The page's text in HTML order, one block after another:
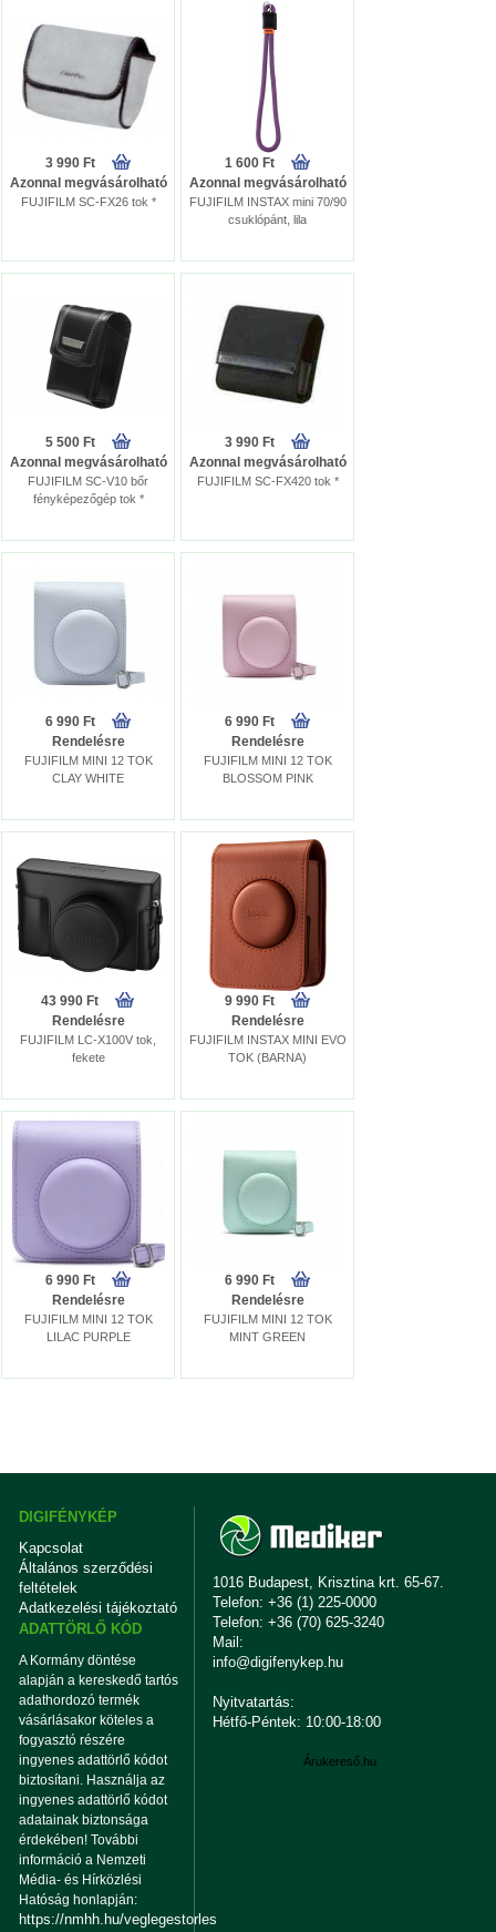
3 990 Ft
Azonnal megvásárolható
FUJIFILM SC-FX26 tok *
1 600 Ft
Azonnal megvásárolható
FUJIFILM INSTAX mini 70/90
csuklópánt, lila
5 500 Ft
Azonnal megvásárolható
FUJIFILM SC-V10 bőr
fényképezőgép tok *
3 990 Ft
Azonnal megvásárolható
FUJIFILM SC-FX420 tok *
6 990 Ft
Rendelésre
FUJIFILM MINI 12 TOK
CLAY WHITE
6 990 Ft
Rendelésre
FUJIFILM MINI 12 TOK
BLOSSOM PINK
43 990 Ft
Rendelésre
FUJIFILM LC-X100V tok,
fekete
9 990 Ft
Rendelésre
FUJIFILM INSTAX MINI EVO
TOK (BARNA)
6 990 Ft
Rendelésre
FUJIFILM MINI 12 TOK
LILAC PURPLE
6 990 Ft
Rendelésre
FUJIFILM MINI 12 TOK
MINT GREEN
DIGIFÉNYKÉP
Kapcsolat
Általános szerződési
feltételek
Adatkezelési tájékoztató
ADATTÖRLŐ KÓD
A Kormány döntése
alapján a kereskedő tartós
adathordozó termék
vásárlásakor köteles a
fogyasztó részére
ingyenes adattörlő kódot
biztosítani. Használja az
ingyenes adattörlő kódot
adatainak biztonsága
érdekében! További
információ a Nemzeti
Média- és Hírközlési
Hatóság honlapján:
https://nmhh.hu/veglegestorles
1016 Budapest, Krisztina krt. 65-67.
Telefon: +36 (1) 225-0000
Telefon: +36 (70) 625-3240
Mail:
info@digifenykep.hu
Nyitvatartás:
Hétfő-Péntek: 10:00-18:00
Árukereső.hu